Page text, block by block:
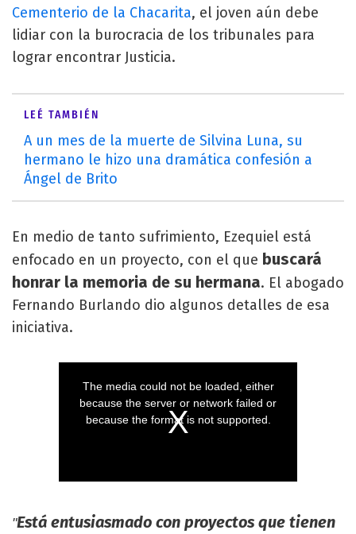
Cementerio de la Chacarita, el joven aún debe
lidiar con la burocracia de los tribunales para
lograr encontrar Justicia.
LEÉ TAMBIÉN
A un mes de la muerte de Silvina Luna, su
hermano le hizo una dramática confesión a
Ángel de Brito
En medio de tanto sufrimiento, Ezequiel está
enfocado en un proyecto, con el que buscará
honrar la memoria de su hermana. El abogado
Fernando Burlando dio algunos detalles de esa
iniciativa.
"Está entusiasmado con proyectos que tienen